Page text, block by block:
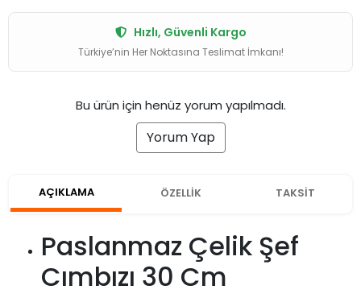
Hızlı, Güvenli Kargo
Türkiye’nin Her Noktasına Teslimat İmkanı!
Bu ürün için henüz yorum yapılmadı.
Yorum Yap
AÇIKLAMA ÖZELLİK TAKSİT
Paslanmaz Çelik Şef
Cımbızı 30 Cm